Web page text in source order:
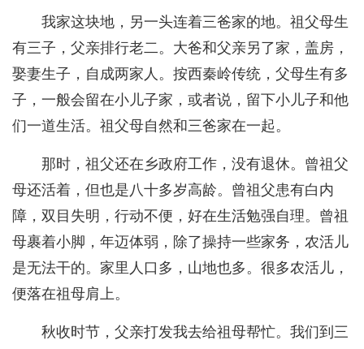
我家这块地，另一头连着三爸家的地。祖父母生
有三子，父亲排行老二。大爸和父亲另了家，盖房，
娶妻生子，自成两家人。按西秦岭传统，父母生有多
子，一般会留在小儿子家，或者说，留下小儿子和他
们一道生活。祖父母自然和三爸家在一起。
那时，祖父还在乡政府工作，没有退休。曾祖父
母还活着，但也是八十多岁高龄。曾祖父患有白内
障，双目失明，行动不便，好在生活勉强自理。曾祖
母裹着小脚，年迈体弱，除了操持一些家务，农活儿
是无法干的。家里人口多，山地也多。很多农活儿，
便落在祖母肩上。
秋收时节，父亲打发我去给祖母帮忙。我们到三